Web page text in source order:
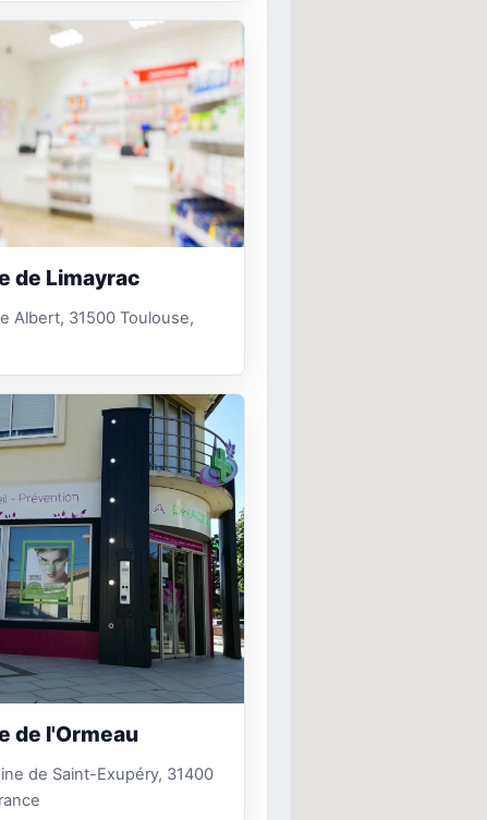
de Limayrac
Albert, 31500 Toulouse,
de l'Ormeau
de Saint-Exupéry, 31400